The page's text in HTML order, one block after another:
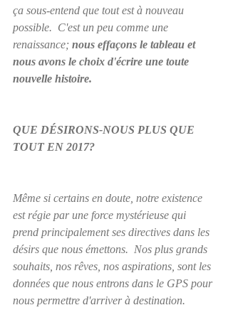
ça sous-entend que tout est à nouveau
possible.  C'est un peu comme une
renaissance; nous effaçons le tableau et
nous avons le choix d'écrire une toute
nouvelle histoire.
QUE DÉSIRONS-NOUS PLUS QUE
TOUT EN 2017?
Même si certains en doute, notre existence
est régie par une force mystérieuse qui
prend principalement ses directives dans les
désirs que nous émettons.  Nos plus grands
souhaits, nos rêves, nos aspirations, sont les
données que nous entrons dans le GPS pour
nous permettre d'arriver à destination.